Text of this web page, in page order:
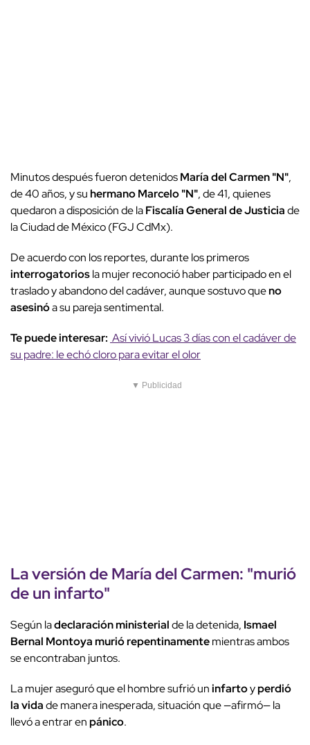
Minutos después fueron detenidosMaría del Carmen "N",
de 40 años, y suhermanoMarcelo "N", de 41, quienes
quedaron a disposición de laFiscalía General de Justiciade
la Ciudad de México (FGJ CdMx).
De acuerdo con los reportes, durante los primeros
interrogatoriosla mujer reconoció haber participado en el
traslado y abandono del cadáver, aunque sostuvo queno
asesinóa su pareja sentimental.
Te puede interesar: Así vivió Lucas 3 días con el cadáver de
su padre: le echó cloro para evitar el olor
▼ Publicidad
Laversión de María del Carmen: "murió
de un infarto"
Según ladeclaración ministerialde la detenida, Ismael
Bernal Montoyamurió repentinamentemientras ambos
se encontraban juntos.
La mujer aseguró que el hombre sufrió uninfartoyperdió
la vidade manera inesperada, situación que —afirmó— la
llevó a entrar enpánico.